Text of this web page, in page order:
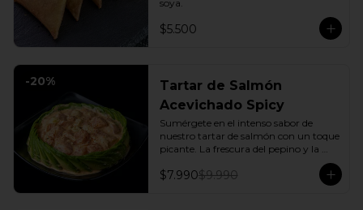
soya.
$5.500
-20%
Tartar de Salmón
Acevichado Spicy
Sumérgete en el intenso sabor de
nuestro tartar de salmón con un toque
picante. La frescura del pepino y la
suavidad de la palta se combinan con
la explosión de la salsa spicy, creando
un plato vibrante y lleno de sabor que
$7.990$9.990